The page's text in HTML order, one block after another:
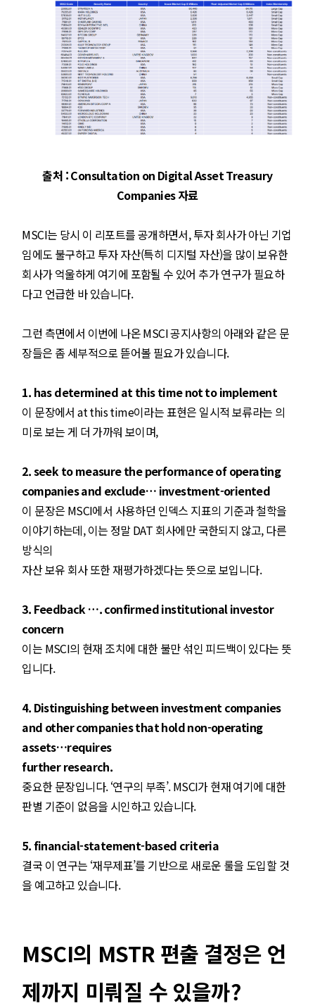
출처 : Consultation on Digital Asset Treasury
Companies 자료
MSCI는 당시 이 리포트를 공개하면서, 투자 회사가 아닌 기업
임에도 불구하고 투자 자산(특히 디지털 자산)을 많이 보유한
회사가 억울하게 여기에 포함될 수 있어 추가 연구가 필요하
다고 언급한 바 있습니다.
그런 측면에서 이번에 나온 MSCI 공지사항의 아래와 같은 문
장들은 좀 세부적으로 뜯어볼 필요가 있습니다.
1. has determined at this time not to implement
이 문장에서 at this time이라는 표현은 일시적 보류라는 의
미로 보는 게 더 가까워 보이며,
2. seek to measure the performance of operating
companies and exclude… investment-oriented
이 문장은 MSCI에서 사용하던 인덱스 지표의 기준과 철학을
이야기하는데, 이는 정말 DAT 회사에만 국한되지 않고, 다른
방식의
자산 보유 회사 또한 재평가하겠다는 뜻으로 보입니다.
3. Feedback …. confirmed institutional investor
concern
이는 MSCI의 현재 조치에 대한 불만 섞인 피드백이 있다는 뜻
입니다.
4. Distinguishing between investment companies
and other companies that hold non-operating
assets…requires
further research.
중요한 문장입니다. ‘연구의 부족’. MSCI가 현재 여기에 대한
판별 기준이 없음을 시인하고 있습니다.
5. financial-statement-based criteria
결국 이 연구는 ‘재무제표’를 기반으로 새로운 룰을 도입할 것
을 예고하고 있습니다.
MSCI의 MSTR 편출 결정은 언
제까지 미뤄질 수 있을까?